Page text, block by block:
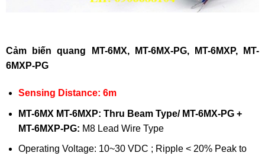
Cảm biến quang MT-6MX, MT-6MX-PG, MT-6MXP, MT-
6MXP-PG
Sensing Distance: 6m
MT-6MX MT-6MXP: Thru Beam Type/ MT-6MX-PG +
MT-6MXP-PG: M8 Lead Wire Type
Operating Voltage: 10~30 VDC ; Ripple < 20% Peak to